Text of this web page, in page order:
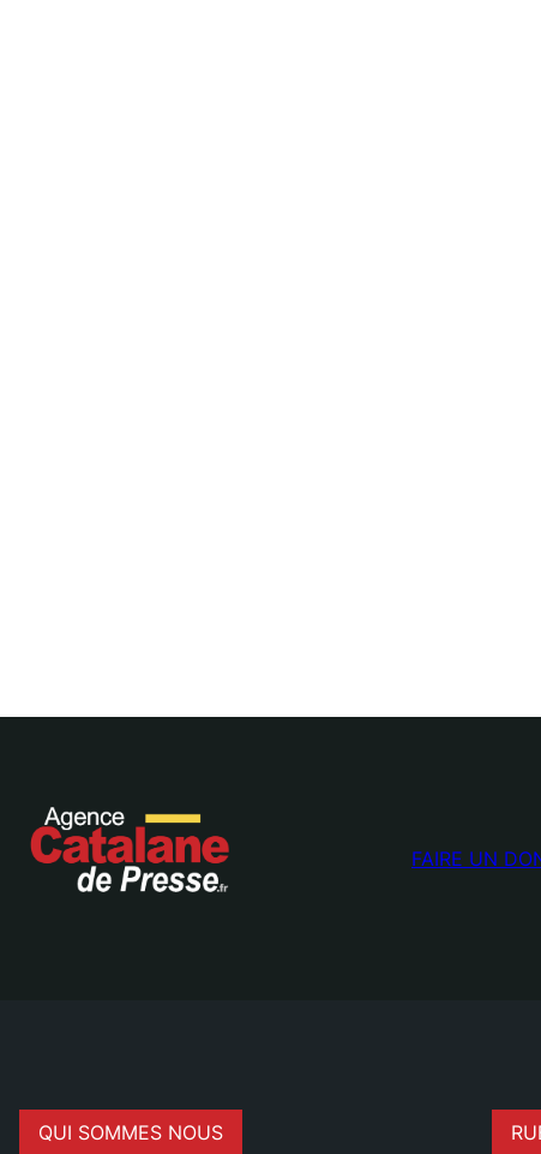
FAIRE UN
QUI SOMMES NOUS